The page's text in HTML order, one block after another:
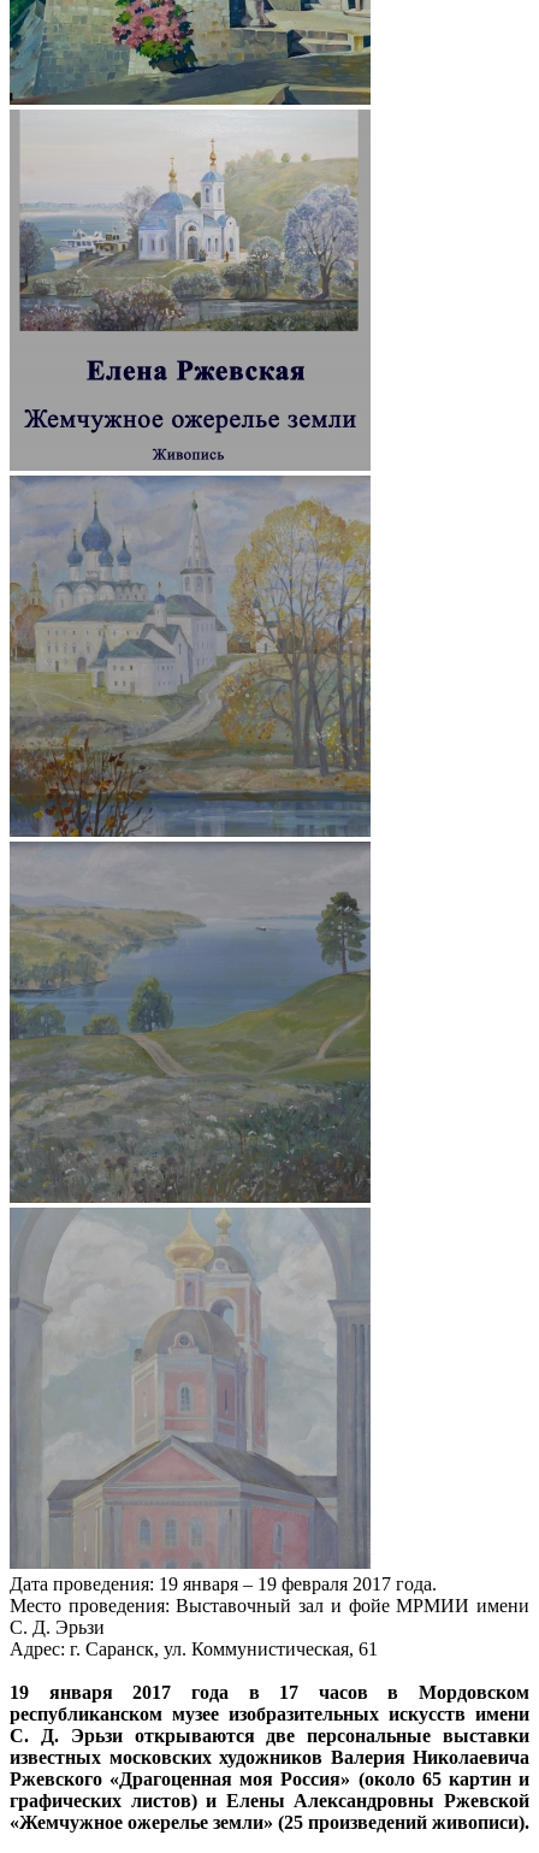
Дата проведения: 19 января – 19 февраля 2017 года.
Место проведения: Выставочный зал и фойе МРМИИ имени
С. Д. Эрьзи
Адрес: г. Саранск, ул. Коммунистическая, 61
19 января 2017 года в 17 часов в Мордовском
республиканском музее изобразительных искусств имени
С. Д. Эрьзи открываются две персональные выставки
известных московских художников Валерия Николаевича
Ржевского «Драгоценная моя Россия» (около 65 картин и
графических листов) и Елены Александровны Ржевской
«Жемчужное ожерелье земли» (25 произведений живописи).